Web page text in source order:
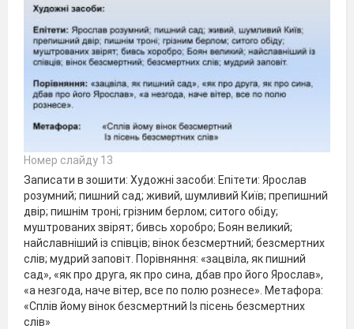
Номер слайду 13
Записати в зошити: Художні засоби: Епітети: Ярослав
розумний; пишний сад; живий, шумливий Київ; препишний
двір; пишнім троні; грізним берлом; ситого обіду;
муштрованих звірят; бивсь хоробро; Боян великий;
найславніший із співців; вінок безсмертний; безсмертних
слів; мудрий заповіт. Порівняння: «зацвіла, як пишний
сад», «як про друга, як про сина, дбав про його Ярослав»,
«а незгода, наче вітер, все по полю рознесе». Метафора:
«Сплів йому вінок безсмертний Із пісень безсмертних
слів»